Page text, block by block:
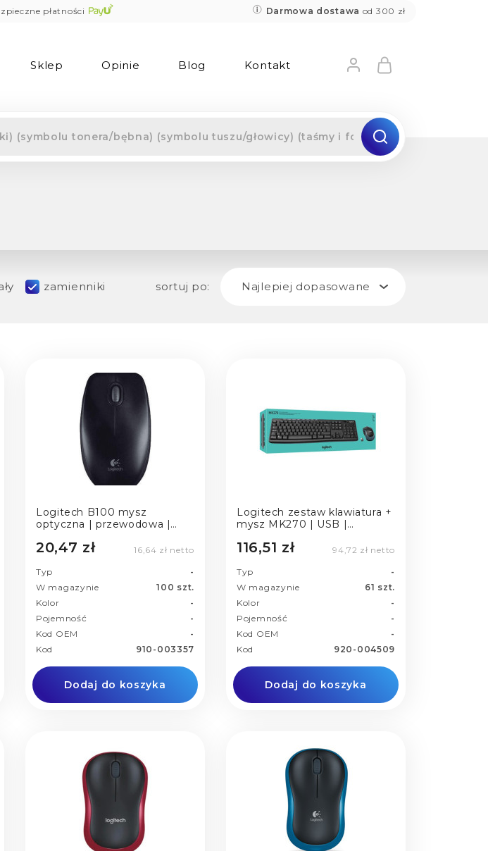
płatności Darmowa dostawa od 300 zł
Sklep Opinie Blog Kontakt
zamienniki sortuj po: Najlepiej dopasowane
Logitech B100 mysz
optyczna | przewodowa |
20,47 zł 16,64 zł netto
Typ
-
W magazynie
100 szt.
Kolor
-
Pojemność
-
Kod OEM
-
Kod
910-003357
Dodaj do koszyka
Logitech zestaw klawiatura +
mysz MK270 | USB |
116,51 zł 94,72 zł netto
Typ
-
W magazynie
61 szt.
Kolor
-
Pojemność
-
Kod OEM
-
Kod
920-004509
Dodaj do koszyka